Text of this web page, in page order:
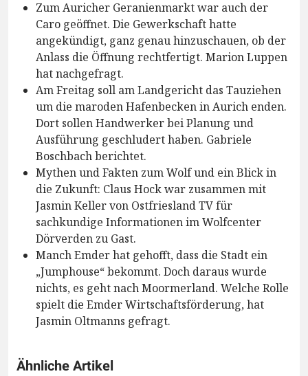
Zum Auricher Geranienmarkt war auch der
Caro geöffnet. Die Gewerkschaft hatte
angekündigt, ganz genau hinzuschauen, ob der
Anlass die Öffnung rechtfertigt. Marion Luppen
hat nachgefragt.
Am Freitag soll am Landgericht das Tauziehen
um die maroden Hafenbecken in Aurich enden.
Dort sollen Handwerker bei Planung und
Ausführung geschludert haben. Gabriele
Boschbach berichtet.
Mythen und Fakten zum Wolf und ein Blick in
die Zukunft: Claus Hock war zusammen mit
Jasmin Keller von Ostfriesland TV für
sachkundige Informationen im Wolfcenter
Dörverden zu Gast.
Manch Emder hat gehofft, dass die Stadt ein
„Jumphouse“ bekommt. Doch daraus wurde
nichts, es geht nach Moormerland. Welche Rolle
spielt die Emder Wirtschaftsförderung, hat
Jasmin Oltmanns gefragt.
Ähnliche Artikel